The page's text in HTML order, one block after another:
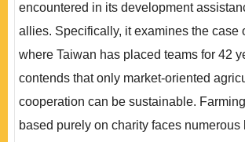
encountered in its development
allies. Specifically, it examines the case
where Taiwan has placed teams for 42
contends that only market-oriented
cooperation can be sustainable.
based purely on charity faces numerous